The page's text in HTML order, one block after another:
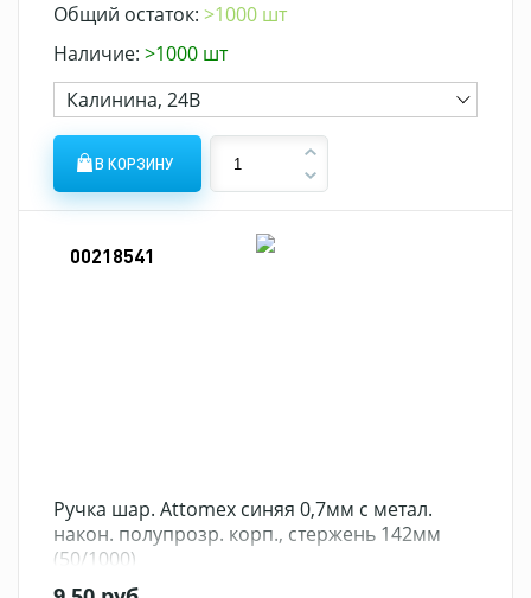
Общий остаток: >1000 шт
Наличие: >1000 шт
Калинина, 24В
В КОРЗИНУ
00218541
Ручка шар. Attomex синяя 0,7мм с метал.
након. полупрозр. корп., стержень 142мм
(50/1000)